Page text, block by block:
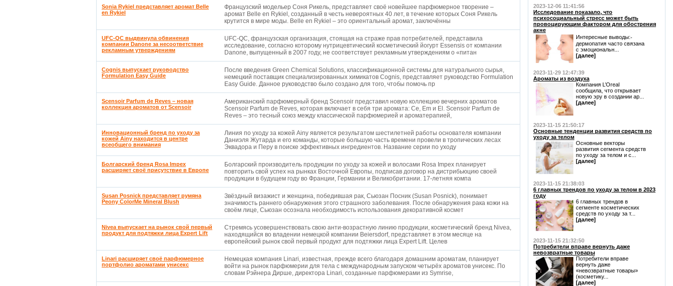
Sonia Rykiel представляет аромат Belle
en Rykiel
Французский модельер Соня Рикель, представляет своё новейшее парфюмерное творение –
аромат Belle en Rykiel, созданный в честь невероятных 40 лет, в течение которых Соня Рикель
крутится в мире моды. Belle en Rykiel – это ориентальный аромат, заключённы
UFC-QC выдвинула обвинения
компании Danone за несоответствие
рекламным утверждениям
UFC-QC, французская организация, стоящая на страже прав потребителей, представила
исследование, согласно которому нутрицевтический косметический йогурт Essensis от компании
Danone, выпущенный в 2007 году, не соответствует рекламным утверждениям о «питан
Cognis выпускает руководство
Formulation Easy Guide
После введения Green Chemical Solutions, классификационной системы для натурального сырья,
немецкий поставщик специализированных химикатов Cognis, представляет руководство Formulation
Easy Guide. Данное руководство было создано для того, чтобы помочь пр
Scensoir Parfum de Reves – новая
коллекция ароматов от Scensoir
Американский парфюмерный бренд Scensoir представил новую коллекцию вечерних ароматов
Scensoir Parfum de Reves, которая включает в себя три аромата: Ce, Em и El. Scensoir Parfum de
Reves – это тесный союз между классической парфюмерией и ароматерапией,
Инновационный бренд по уходу за
кожей Ainy находится в центре
всеобщего внимания
Линия по уходу за кожей Ainy является результатом шестилетней работы основателя компании
Даниэля Жутарда и его команды, которые большую часть времени провели в тропических лесах
Эквадора и Перу в поиске эффективных ингредиентов. Название серии по уходу
Болгарский бренд Rosa Impex
расширяет своё присутствие в Европе
Болгарский производитель продукции по уходу за кожей и волосами Rosa Impex планирует
повторить свой успех на рынках Восточной Европы, подписав договор на дистрибьюцию своей
продукции в будущем году во Франции, Германии и Великобритании. 17-летняя компа
Susan Posnick представляет румяна
Peony ColorMe Mineral Blush
Звёздный визажист и женщина, победившая рак, Сьюзан Посник (Susan Posnick), понимает
значимость раннего обнаружения этого страшного заболевания. После обнаружения рака кожи на
своём лице, Сьюзан осознала необходимость использования декоративной космет
Nivea выпускает на рынок свой первый
продукт для подтяжки лица Expert Lift
Стремясь усовершенствовать свою анти-возрастную линию продукции, косметический бренд Nivea,
находящийся во владении немецкой компании Beiersdorf, представляет в этом месяце на
европейский рынок свой первый продукт для подтяжки лица Expert Lift. Целев
Linari расширяет своё парфюмерное
портфолио ароматами унисекс
Немецкая компания Linari, известная, прежде всего благодаря домашним ароматам, планирует
войти на рынок парфюмерии для тела с международным запуском четырёх ароматов унисекс. По
словам Рэйнера Дирше, директора Linari, созданные парфюмерами из Symrise,
2023-12-06 11:41:56
Исследование показало, что
психосоциальный стресс может быть
провоцирующим фактором для обострения
акне
Интересные выводы:⁃
дермопатия часто связана
с эмоциональн...
[далее]
2023-11-29 12:47:39
Ароматы из воздуха
Компания L’Oreal
сообщила, что открывает
новую эру в создании ар...
[далее]
2023-11-15 21:50:17
Основные тенденции развития средств по
уходу за телом
Основные векторы
развития сегмента средств
по уходу за телом и с...
[далее]
2023-11-15 21:38:03
6 главных трендов по уходу за телом в 2023
году
6 главных трендов в
сегменте косметических
средств по уходу за т...
[далее]
2023-11-15 21:32:50
Потребители вправе вернуть даже
невозвратные товары
Потребители вправе
вернуть даже
«невозвратные товары»
(косметику...
[далее]